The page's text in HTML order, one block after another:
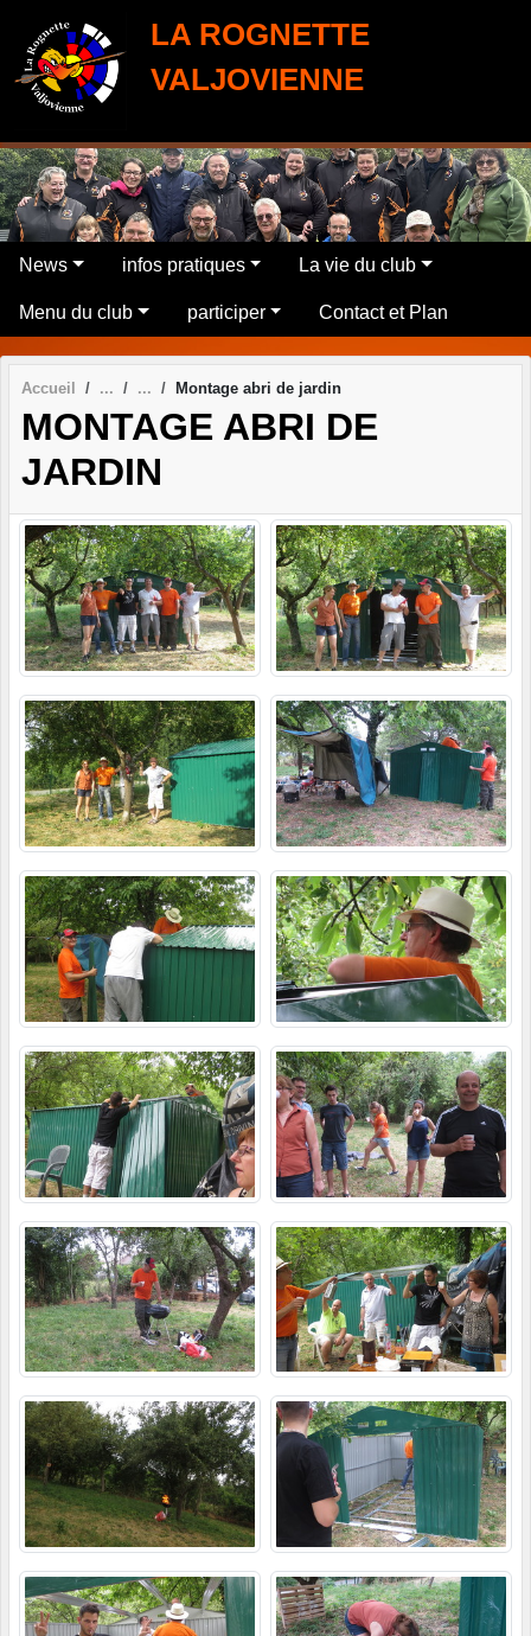
LA ROGNETTE
VALJOVIENNE
News infos pratiques La vie du club
Menu du club participer Contact et Plan
Accueil Montage abri de jardin
MONTAGE ABRI DE
JARDIN